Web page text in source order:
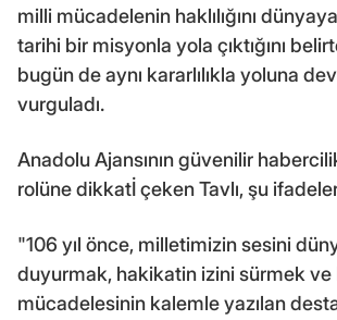
milli mücadelenin haklılığını
tarihi bir misyonla yola çıktığını
bugün de aynı kararlılıkla yoluna
vurguladı.
Anadolu Ajansının güvenilir
rolüne dikkatİ çeken Tavlı, şu
"106 yıl önce, milletimizin sesini
duyurmak, hakikatin izini sürmek ve
mücadelesinin kalemle yazılan